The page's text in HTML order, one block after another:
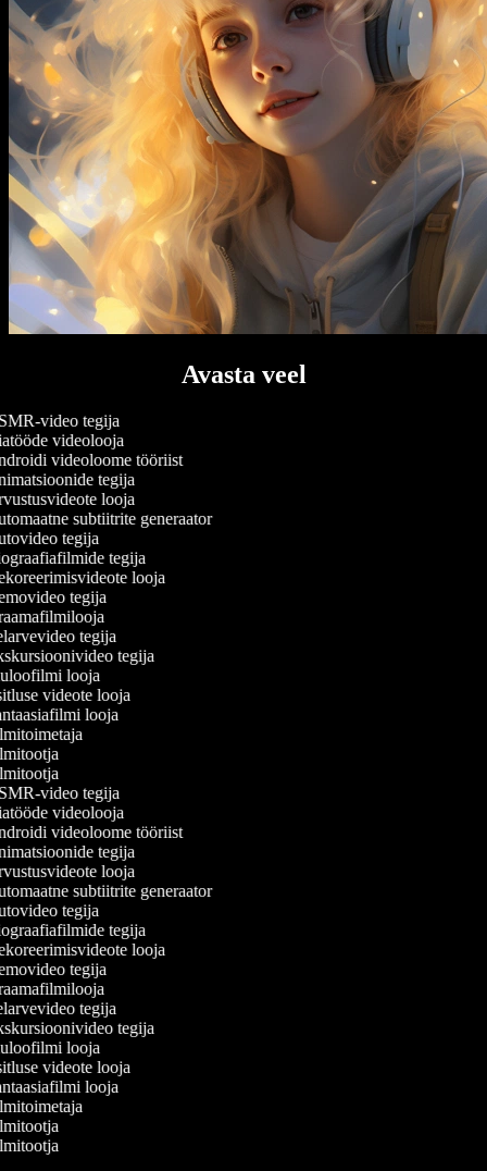
Avasta veel
video tegija
videolooja
videoloome tööriist
tegija
looja
subtiitrite generaator
tegija
tegija
looja
tegija
tegija
tegija
looja
videote looja
looja
video tegija
videolooja
videoloome tööriist
tegija
looja
subtiitrite generaator
tegija
tegija
looja
tegija
tegija
tegija
looja
videote looja
looja